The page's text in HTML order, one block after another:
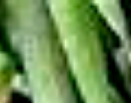
top of page
Iniciar sesión